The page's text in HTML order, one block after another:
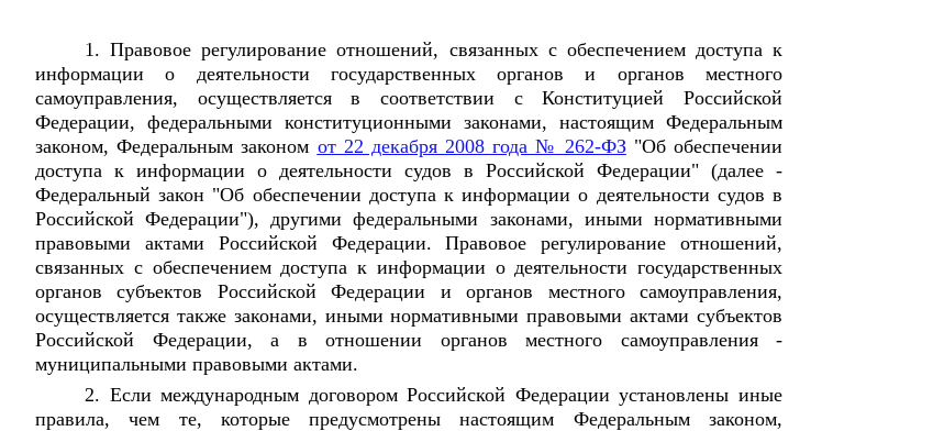
1. Правовое регулирование отношений, связанных с обеспечением доступа к
информации о деятельности государственных органов и органов местного
самоуправления, осуществляется в соответствии с Конституцией Российской
Федерации, федеральными конституционными законами, настоящим Федеральным
законом, Федеральным законом от 22 декабря 2008 года № 262-ФЗ"Об обеспечении
доступа к информации о деятельности судов в Российской Федерации" (далее -
Федеральный закон "Об обеспечении доступа к информации о деятельности судов в
Российской Федерации"), другими федеральными законами, иными нормативными
правовыми актами Российской Федерации. Правовое регулирование отношений,
связанных с обеспечением доступа к информации о деятельности государственных
органов субъектов Российской Федерации и органов местного самоуправления,
осуществляется также законами, иными нормативными правовыми актами субъектов
Российской Федерации, а в отношении органов местного самоуправления -
муниципальными правовыми актами.
2. Если международным договором Российской Федерации установлены иные
правила, чем те, которые предусмотрены настоящим Федеральным законом,